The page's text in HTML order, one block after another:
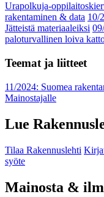
Urapolkuja-
rakentaminen & data 10/
Jätteistä materiaaleiksi
paloturvallinen loiva
Teemat ja liitteet
11/2024: Suomea
Mainostajalle
Lue
Tilaa Rakennuslehti
syöte
Mainosta &